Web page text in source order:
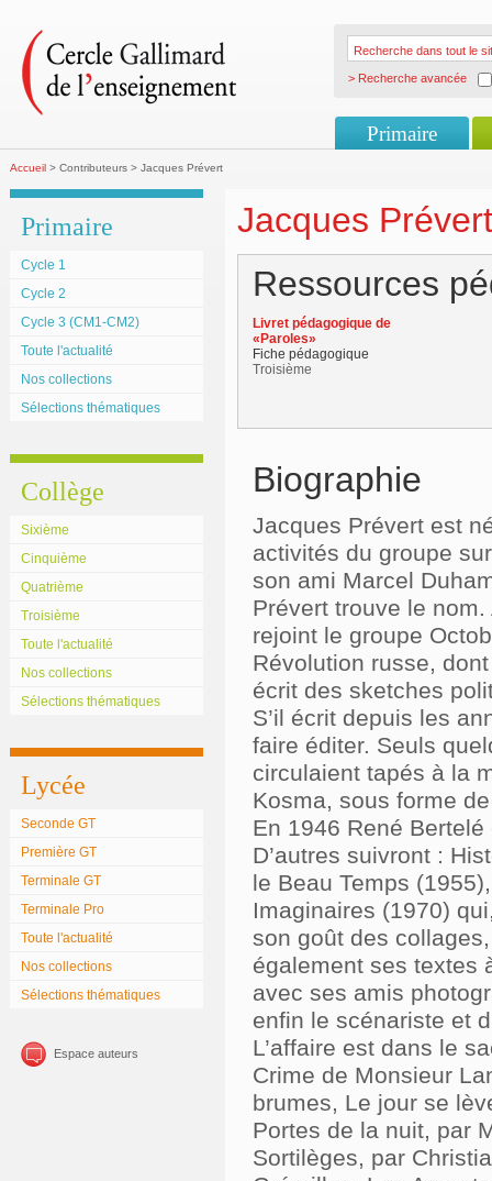
> Recherche avancée
Primaire
Accueil > Contributeurs > Jacques Prévert
Primaire
Cycle 1
Cycle 2
Cycle 3 (CM1-CM2)
Toute l'actualité
Nos collections
Sélections thématiques
Collège
Sixième
Cinquième
Quatrième
Troisième
Toute l'actualité
Nos collections
Sélections thématiques
Lycée
Seconde GT
Première GT
Terminale GT
Terminale Pro
Toute l'actualité
Nos collections
Sélections thématiques
Espace auteurs
Jacques Prévert
Ressources
Livret pédagogique de
«Paroles»
Fiche pédagogique
Troisième
Biographie
Jacques Prévert est
activités du groupe
son ami Marcel
Prévert trouve le
rejoint le groupe
Révolution russe,
écrit des sketches
S’il écrit depuis les
faire éditer. Seuls
circulaient tapés à la
Kosma, sous forme
En 1946 René
D’autres suivront :
le Beau Temps
Imaginaires (1970)
son goût des
également ses textes
avec ses amis
enfin le scénariste et
L’affaire est dans le
Crime de Monsieur
brumes, Le jour se
Portes de la nuit, par
Sortilèges, par